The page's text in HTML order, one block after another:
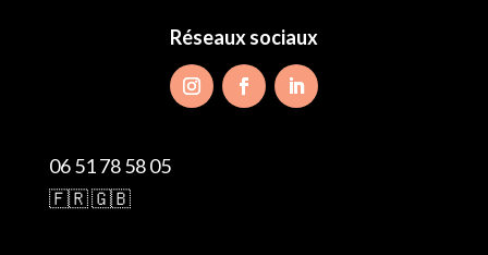
Réseaux sociaux
06 51 78 58 05
🇫🇷 🇬🇧